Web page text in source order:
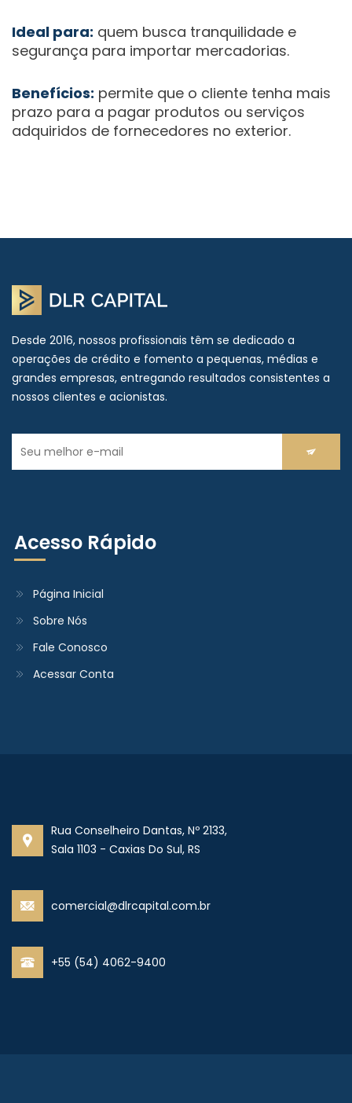
Ideal para: quem busca tranquilidade e
segurança para importar mercadorias.
Benefícios: permite que o cliente tenha mais
prazo para a pagar produtos ou serviços
adquiridos de fornecedores no exterior.
Desde 2016, nossos profissionais têm se dedicado a
operações de crédito e fomento a pequenas, médias e
grandes empresas, entregando resultados consistentes a
nossos clientes e acionistas.
Acesso Rápido
Página Inicial
Sobre Nós
Fale Conosco
Acessar Conta
Rua Conselheiro Dantas, Nº 2133,
Sala 1103 - Caxias Do Sul, RS
comercial@dlrcapital.com.br
+55 (54) 4062-9400